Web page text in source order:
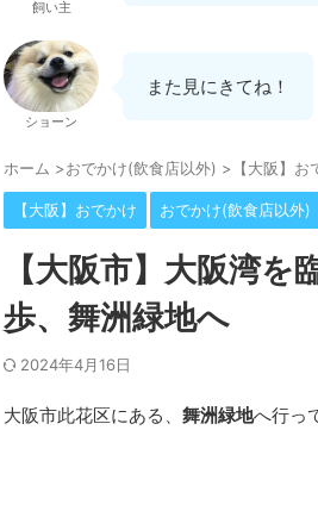
飼い主
ショーン
また見にきてね！
ホーム >おでかけ(飲食店以外) > 【大阪】お
【大阪】おでかけ おでかけ(飲食店以外)
【大阪市】大阪湾
歩、舞洲緑地へ
2024年4月16日
大阪市此花区にある、 舞洲緑地へ行っ